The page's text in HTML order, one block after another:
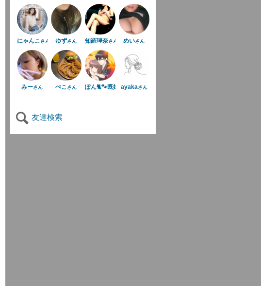
にゃんこさん ゆずさん 知羅理奈さん めいさん
みーさん ぺこさん ぽん🐈🐾既婚者ムリ×さん
ayakaさん
友達検索